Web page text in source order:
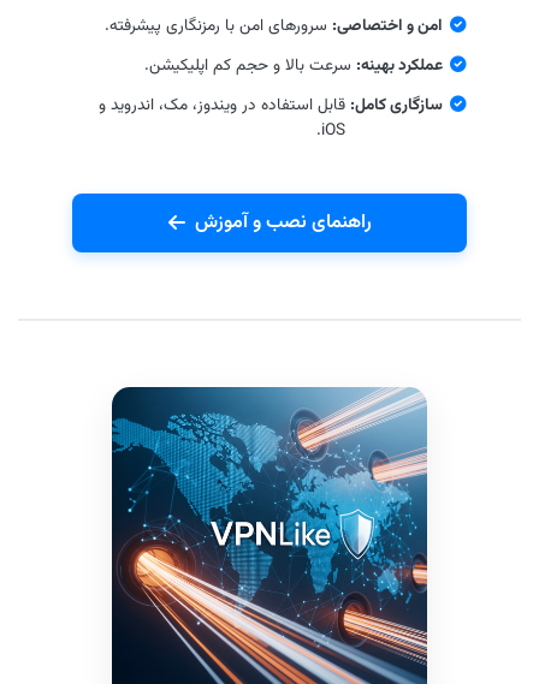
امن و اختصاصی: سرورهای امن با رمزنگاری پیشرفته.
عملکرد بهینه: سرعت بالا و حجم کم اپلیکیشن.
سازگاری کامل: قابل استفاده در ویندوز، مک، اندروید و
iOS.
راهنمای نصب و آموزش